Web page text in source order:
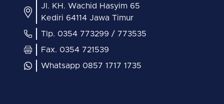
Jl. KH. Wachid Hasyim 65
Kediri 64114 Jawa Timur
Tlp. 0354 773299 / 773535
Fax. 0354 721539
Whatsapp 0857 1717 1735